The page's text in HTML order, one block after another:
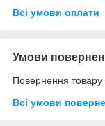
Всі умови оплати
Умови
Повернення товару
Всі умови